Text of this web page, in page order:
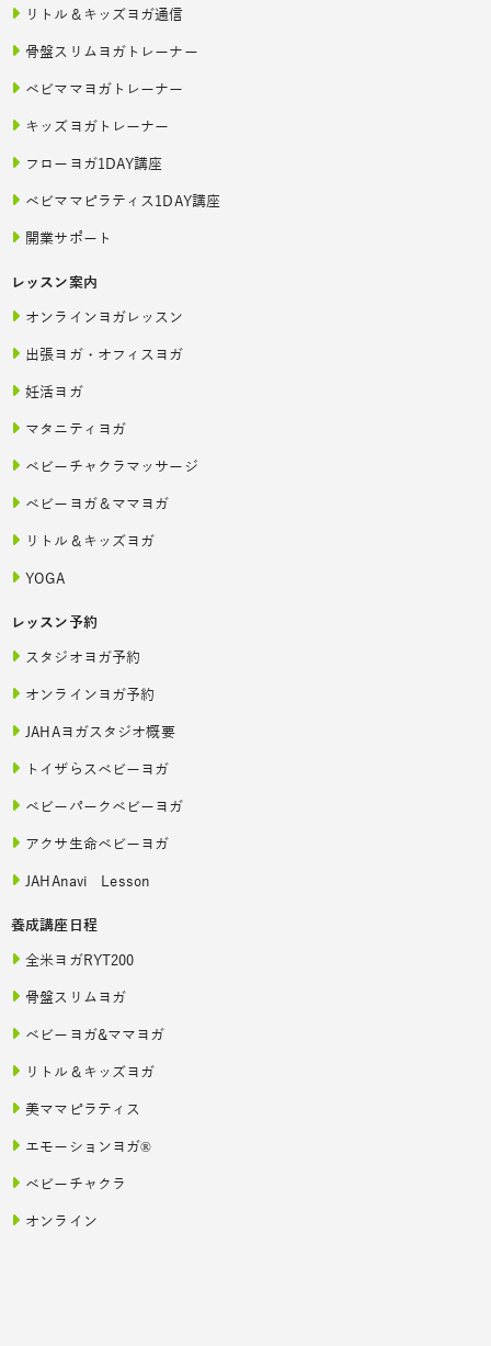
リトル＆キッズヨガ通信
骨盤スリムヨガトレーナー
ベビママヨガトレーナー
キッズヨガトレーナー
フローヨガ1DAY講座
ベビママピラティス1DAY講座
開業サポート
レッスン案内
オンラインヨガレッスン
出張ヨガ・オフィスヨガ
妊活ヨガ
マタニティヨガ
ベビーチャクラマッサージ
ベビーヨガ＆ママヨガ
リトル＆キッズヨガ
YOGA
レッスン予約
スタジオヨガ予約
オンラインヨガ予約
JAHAヨガスタジオ概要
トイザらスベビーヨガ
ベビーパークベビーヨガ
アクサ生命ベビーヨガ
JAHAnavi Lesson
養成講座日程
全米ヨガRYT200
骨盤スリムヨガ
ベビーヨガ&ママヨガ
リトル＆キッズヨガ
美ママピラティス
エモーションヨガ®
ベビーチャクラ
オンライン